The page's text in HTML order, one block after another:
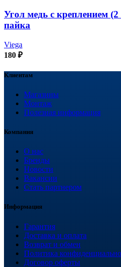
Угол медь с креплением
пайка
Viega
180 ₽
Клиентам
Магазины
Монтаж
Полезная информация
Компания
О нас
Бренды
Новости
Вакансии
Стать партнером
Информация
Гарантия
Доставка и оплата
Возврат и обмен
Политика
Договор оферты